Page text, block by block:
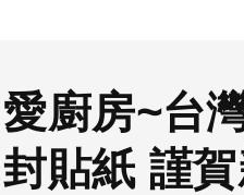
愛廚房~台
封貼紙 謹